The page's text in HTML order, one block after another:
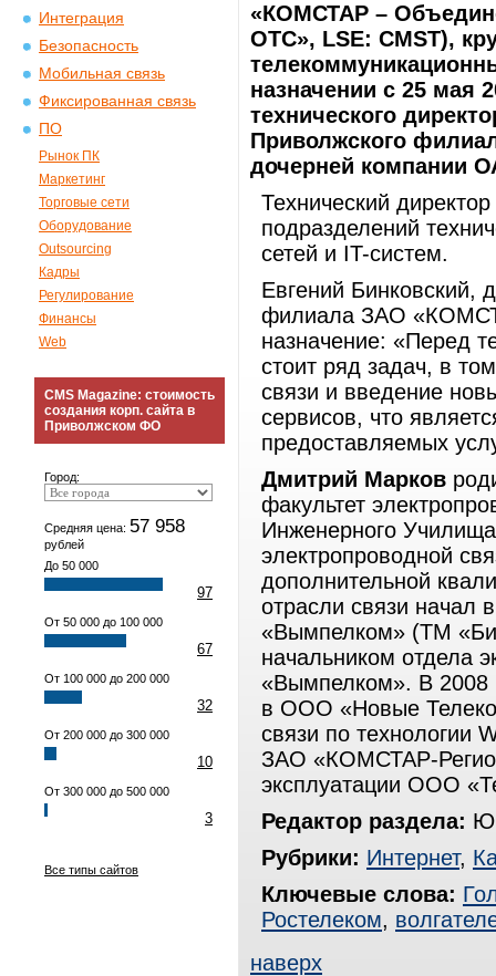
Интеграция
Безопасность
Мобильная связь
Фиксированная связь
ПО
Рынок ПК
Маркетинг
Торговые сети
Оборудование
Outsourcing
Кадры
Регулирование
Финансы
Web
CMS Magazine: стоимость
создания корп. сайта в
Приволжском ФО
Город:
Средняя цена: 57 958
рублей
До 50 000
97
От 50 000 до 100 000
67
От 100 000 до 200 000
32
От 200 000 до 300 000
10
От 300 000 до 500 000
3
Все типы сайтов
«КОМСТАР –
ОТС», LSE: CMST),
назначении с 25 мая
технического
Приволжского
дочерней компании
Технический
подразделений
сетей и IT-систем.
Евгений Бинковский,
филиала ЗАО
назначение: «Перед
стоит ряд задач, в
связи и введение
сервисов, что
предоставляемых
Дмитрий Марков
факультет
Инженерного
электропроводной
дополнительной
отрасли связи начал
«Вымпелком» (ТМ
начальником отдела
«Вымпелком». В 2008
в ООО «Новые
связи по технологии
ЗАО «КОМСТАР-
эксплуатации ООО
Редактор раздела:
Рубрики: Интернет,
Ключевые слова:
Ростелеком,
наверх